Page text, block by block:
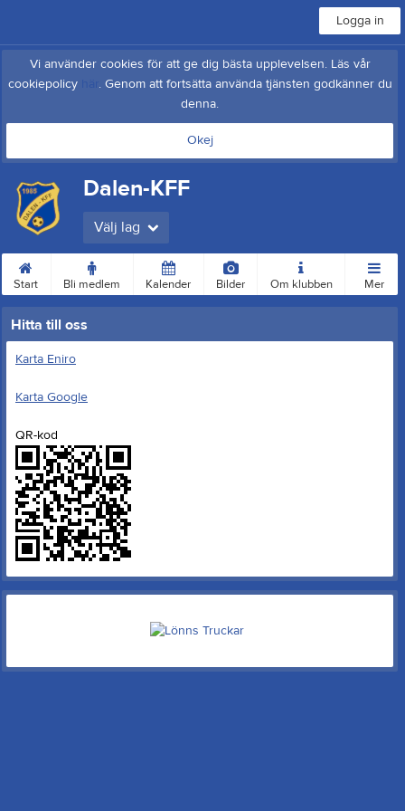
Logga in
Vi använder cookies för att ge dig bästa upplevelsen. Läs vår
cookiepolicy
. Genom att fortsätta använda tjänsten godkänner du
denna.
Okej
Dalen-KFF
Välj lag
Start Bli medlem Kalender Bilder Om klubben Mer
Hitta till oss
Karta Eniro
Karta Google
QR-kod